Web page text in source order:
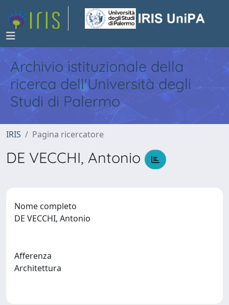
Archivio istituzionale della
ricerca dell'Università degli
Studi di Palermo
IRIS Pagina ricercatore
DE VECCHI, Antonio
Nome completo
DE VECCHI, Antonio
Afferenza
Architettura